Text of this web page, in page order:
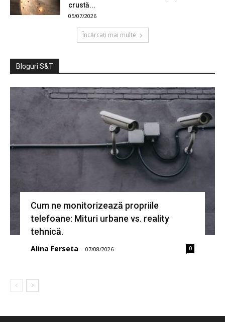
crustă...
05/07/2026
Încărcați mai multe
Bloguri S&T
Cum ne monitorizează propriile
telefoane: Mituri urbane vs. reality
tehnică.
Alina Ferseta - 07/08/2026 0